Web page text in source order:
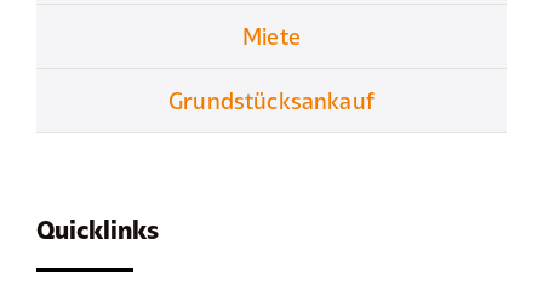
Miete
Grundstücksankauf
Quicklinks